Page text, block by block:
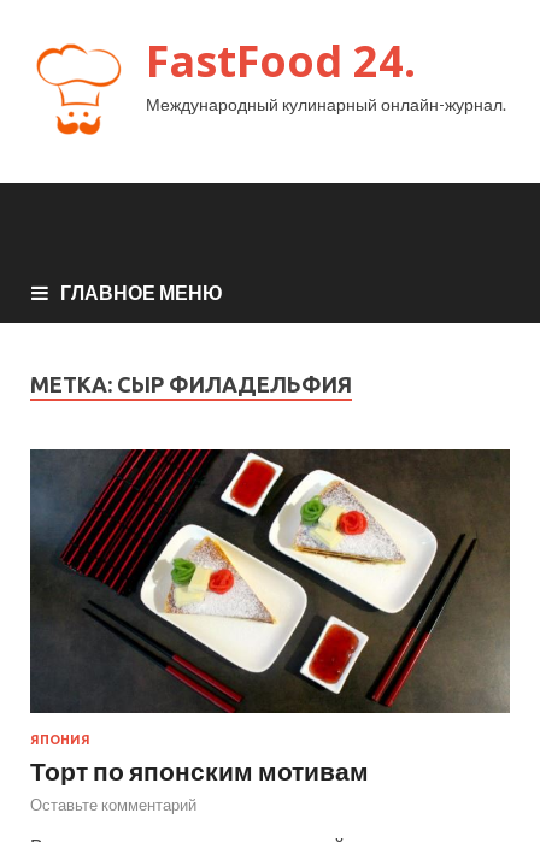
FastFood 24.
Международный кулинарный онлайн-журнал.
ГЛАВНОЕ МЕНЮ
МЕТКА: СЫР ФИЛАДЕЛЬФИЯ
ЯПОНИЯ
Торт по японским мотивам
Оставьте комментарий